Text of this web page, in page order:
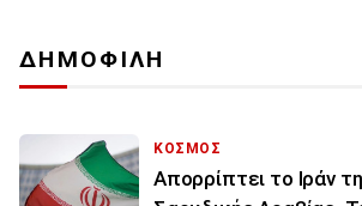
ΔΗΜΟΦΙΛΗ
ΚΟΣΜΟΣ
Απορρίπτει το Ιράν